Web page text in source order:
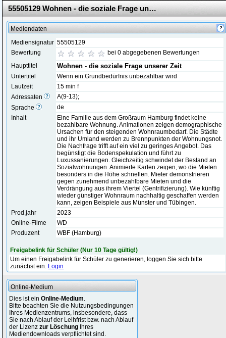
55505129 Wohnen - die soziale Frage unserer Zeit
Mediendaten
Mediensignatur 55505129
Bewertung
bei 0 abgegebenen Bewertungen
Haupttitel
Wohnen - die soziale Frage unserer Zeit
Untertitel
Wenn ein Grundbedürfnis unbezahlbar wird
Laufzeit
15 min f
Adressaten
A(9-13);
Sprache
de
Inhalt
Eine Familie aus dem Großraum Hamburg findet keine
bezahlbare Wohnung. Animationen zeigen demographische
Ursachen für den steigenden Wohnraumbedarf. Die Städte
und ihr Umland werden zu Brennpunkten der Wohnungsnot.
Die Nachfrage trifft auf ein viel zu geringes Angebot. Das
begünstigt die Bodenspekulation und führt zu
Luxussanierungen. Gleichzeitig schwindet der Bestand an
Sozialwohnungen. Animierte Karten zeigen, wo die Mieten
besonders in die Höhe schnellen. Mieter demonstrieren
gegen zunehmend unbezahlbare Mieten und die
Verdrängung aus ihrem Viertel (Gentrifizierung). Wie künftig
wieder günstiger Wohnraum nachhaltig geschaffen werden
kann, zeigen Beispiele aus Münster und Tübingen.
Prod.jahr
2023
Online-Filme
WD
Produzent
WBF (Hamburg)
Freigabelink für Schüler (Nur 10 Tage gültig!)
Um einen Freigabelink für Schüler zu generieren, loggen Sie sich bitte
zunächst ein. Login
Online-Medium
Dies ist einOnline-Medium.
Bitte beachten Sie die Nutzungsbedingungen
Ihres Medienzentrums, insbesondere, dass
Sie nach Ablauf der Leihfrist bzw. nach Ablauf
der Lizenzzur Löschung Ihres
Mediendownloads verpflichtet sind.